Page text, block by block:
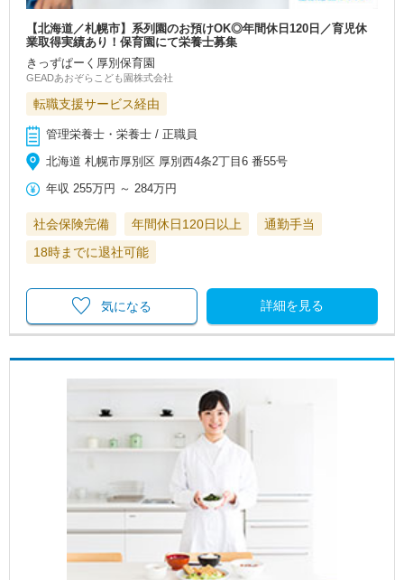
【北海道／札幌市】系列園のお預けOK◎年間休日120日／育児休
業取得実績あり！保育園にて栄養士募集
きっずぱーく厚別保育園
GEADあおぞらこども園株式会社
転職支援サービス経由
管理栄養士・栄養士 / 正職員
北海道 札幌市厚別区 厚別西4条2丁目6 番55号
年収 255万円 ～284万円
社会保険完備 年間休日120日以上
通勤手当
18時までに退社可能
詳細を見る
気になる